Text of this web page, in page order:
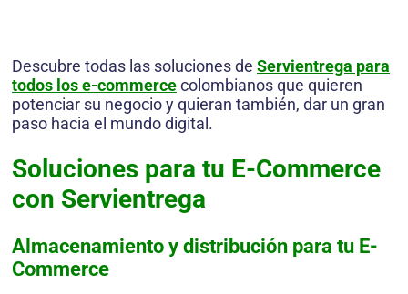
Descubre todas las soluciones de Servientrega para
todos los e-commercecolombianos que quieren
potenciar su negocio y quieran también, dar un gran
paso hacia el mundo digital.
Soluciones para tu E-Commerce
con Servientrega
Almacenamiento y distribución para tu E-
Commerce